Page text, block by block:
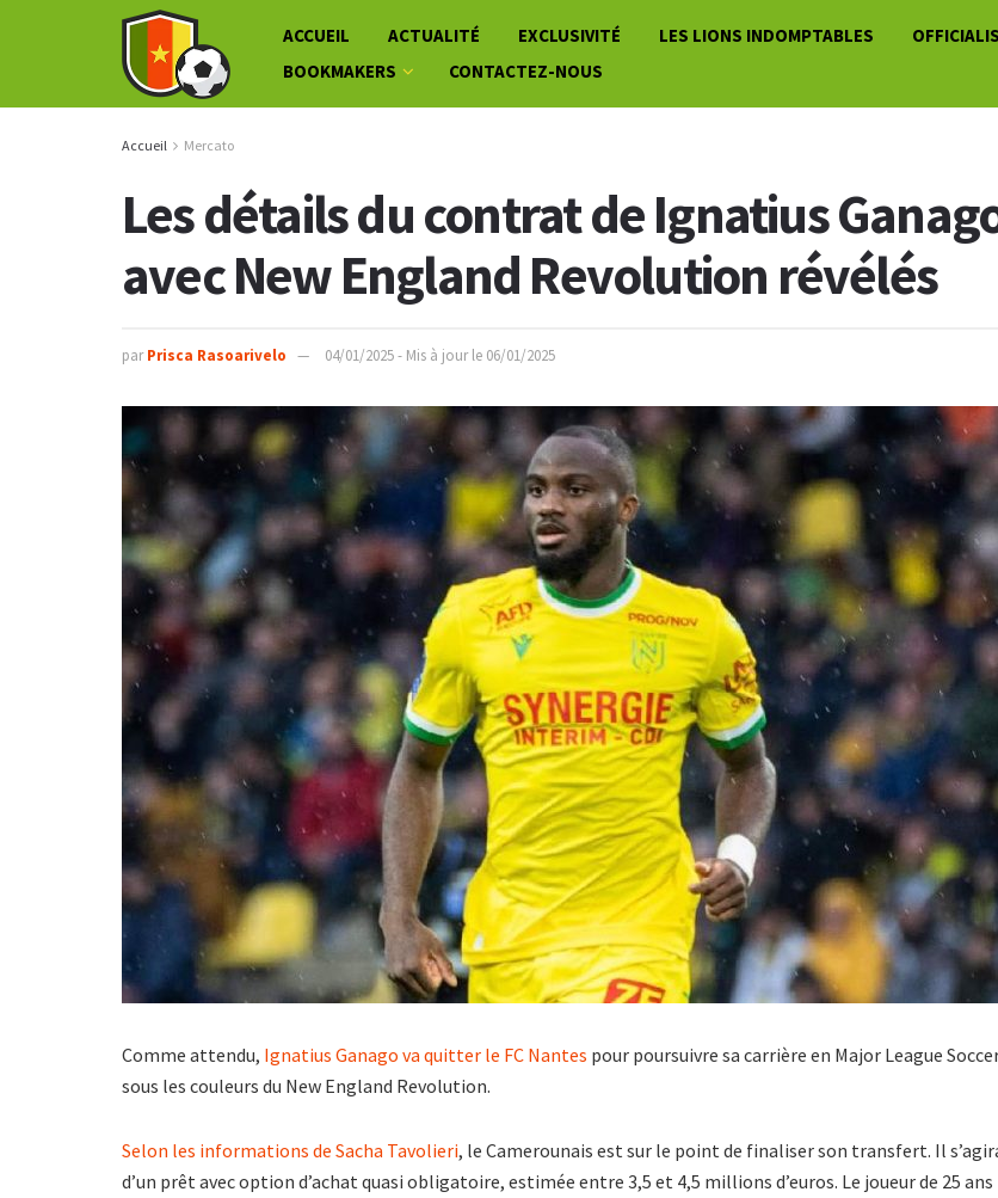
ACCUEIL ACTUALITÉ EXCLUSIVITÉ LES LIONS INDOMPTABLES
BOOKMAKERS
CONTACTEZ-NOUS
Accueil Mercato
Les détails du contrat de Ignatius
avec New England Revolution révélés
par Prisca Rasoarivelo 04/01/2025 - Mis à jour le 06/01/2025
Comme attendu, Ignatius Ganago va quitter le FC Nantes pour poursuivre sa carrière en Major League
sous les couleurs du New England Revolution.
Selon les informations de Sacha Tavolieri, le Camerounais est sur le point de finaliser son transfert. Il
d’un prêt avec option d’achat quasi obligatoire, estimée entre 3,5 et 4,5 millions d’euros. Le joueur de 25 ans